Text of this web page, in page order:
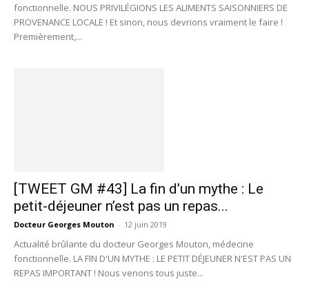
fonctionnelle. NOUS PRIVILÉGIONS LES ALIMENTS SAISONNIERS DE
PROVENANCE LOCALE ! Et sinon, nous devrions vraiment le faire !
Premièrement,...
[TWEET GM #43] La fin d’un mythe : Le
petit-déjeuner n’est pas un repas...
Docteur Georges Mouton - 12 juin 2019
Actualité brûlante du docteur Georges Mouton, médecine
fonctionnelle. LA FIN D'UN MYTHE : LE PETIT DÉJEUNER N'EST PAS UN
REPAS IMPORTANT ! Nous venons tous juste...